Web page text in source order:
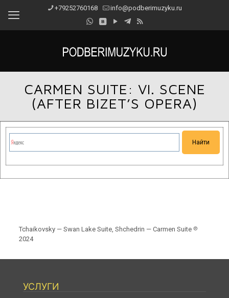
+79252760168 info@podberimuzyku.ru
CARMEN SUITE: VI. SCENE
(AFTER BIZET’S OPERA)
Tchaikovsky — Swan Lake Suite, Shchedrin — Carmen Suite ℗
2024
УСЛУГИ